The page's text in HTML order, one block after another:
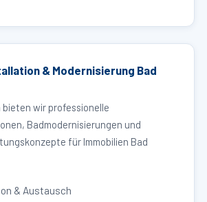
& Modernisierung Bad
wir professionelle
Badmodernisierungen und
für Immobilien Bad
& Austausch